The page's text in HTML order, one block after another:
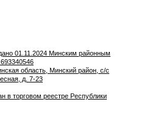
01.11.2024 Минским районным
область, Минский район, с/с
д. 7-23
в торговом реестре Республики